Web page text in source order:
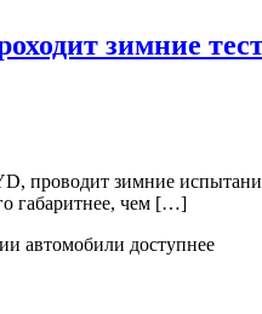
зимние
проводит зимние
габаритнее, чем […]